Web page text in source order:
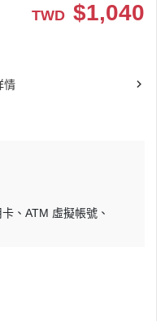
TWD $1,040
情
卡
ATM 虛擬帳號